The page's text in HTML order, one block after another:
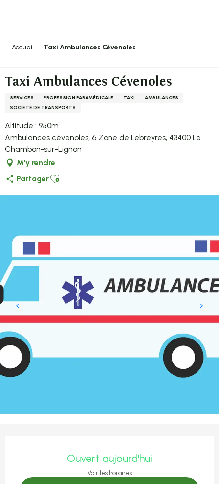
Accueil Taxi Ambulances Cévenoles
Taxi Ambulances Cévenoles
SERVICES PROFESSION PARAMÉDICALE TAXI
AMBULANCES
SOCIÉTÉ DE TRANSPORTS
Altitude : 950m
Ambulances cévenoles, 6 Zone de Lebreyres, 43400 Le
Chambon-sur-Lignon
M'y rendre
PartagerAjouter aux favoris
Ouvert aujourd'hui
Voir les horaires